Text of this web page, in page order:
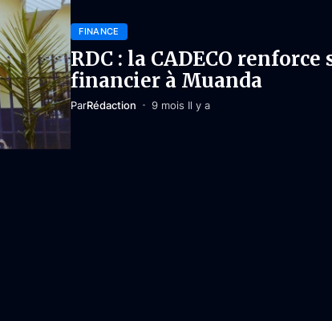
FINANCE
RDC : la CADECO renforce
financier à Muanda
ParRédaction 9 mois Il y a